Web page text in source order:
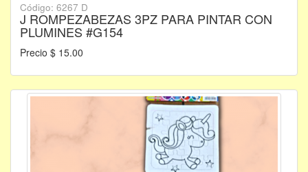
Código: 6267 D
J ROMPEZABEZAS 3PZ PARA PINTAR CON
PLUMINES #G154
Precio $ 15.00